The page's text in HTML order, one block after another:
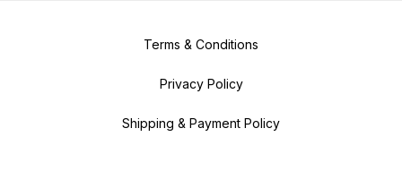
Terms & Conditions
Privacy Policy
Shipping & Payment Policy